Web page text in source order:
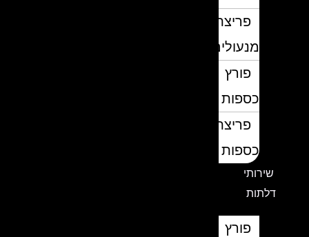
פריצת
מנעולים
פורץ
כספות
פריצת
כספות
שירותי
דלתות
פורץ